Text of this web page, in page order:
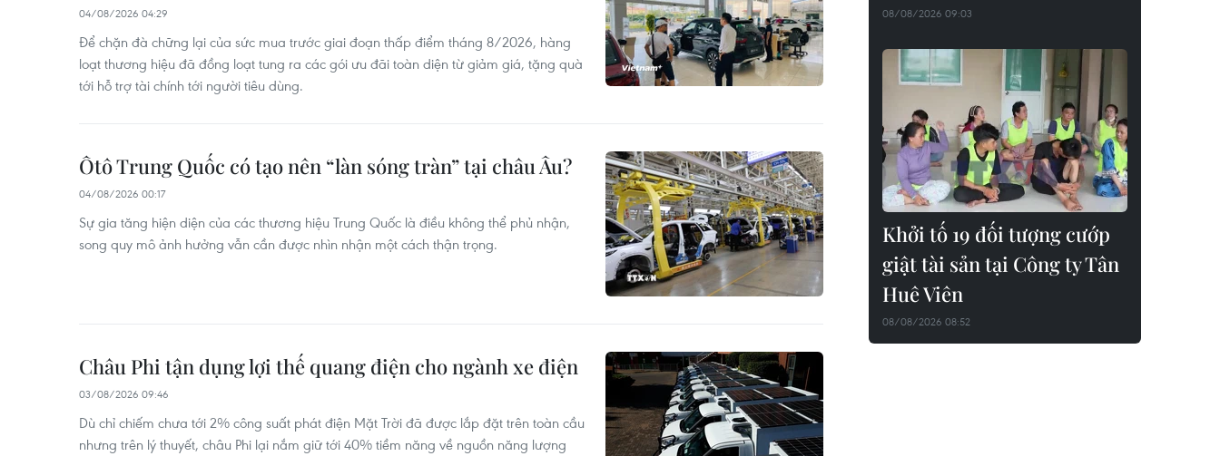
04/08/2026 04:29
Để chặn đà chững lại của sức mua trước giai đoạn thấp điểm tháng 8/2026, hàng
loạt thương hiệu đã đồng loạt tung ra các gói ưu đãi toàn diện từ giảm giá, tặng quà
tới hỗ trợ tài chính tới người tiêu dùng.
Ôtô Trung Quốc có tạo nên “làn sóng tràn” tại châu Âu?
04/08/2026 00:17
Sự gia tăng hiện diện của các thương hiệu Trung Quốc là điều không thể phủ nhận,
song quy mô ảnh hưởng vẫn cần được nhìn nhận một cách thận trọng.
Châu Phi tận dụng lợi thế quang điện cho ngành xe điện
03/08/2026 09:46
Dù chỉ chiếm chưa tới 2% công suất phát điện Mặt Trời đã được lắp đặt trên toàn cầu
nhưng trên lý thuyết, châu Phi lại nắm giữ tới 40% tiềm năng về nguồn năng lượng
08/08/2026 09:03
Khởi tố 19 đối tượng cướp
giật tài sản tại Công ty Tân
Huê Viên
08/08/2026 08:52